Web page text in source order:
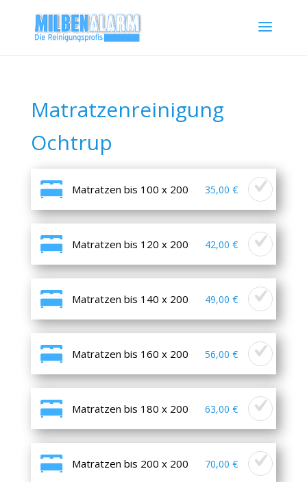
Matratzenreinigung
Ochtrup
Matratzen bis 100 x 200 35,00 €
Matratzen bis 120 x 200 42,00 €
Matratzen bis 140 x 200 49,00 €
Matratzen bis 160 x 200 56,00 €
Matratzen bis 180 x 200 63,00 €
Matratzen bis 200 x 200 70,00 €